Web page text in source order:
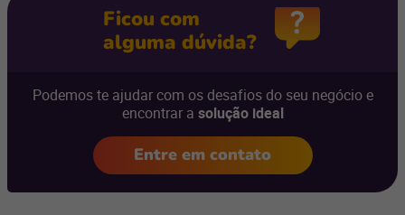
Ficou com
alguma dúvida?
Podemos te ajudar com os desafios do seu negócio e
encontrar a solução ideal
Entre em contato